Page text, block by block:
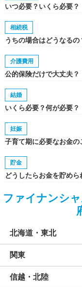
いつ必要？いくら必要？
相続税
うちの場合はどうなるの
介護費用
公的保険だけで大丈夫？
結婚
いくら必要？何が必要？
妊娠
子育て期に必要なお金の
貯金
どうしたらお金を貯めら
ファイナンシ
北海道・東北
関東
信越・北陸